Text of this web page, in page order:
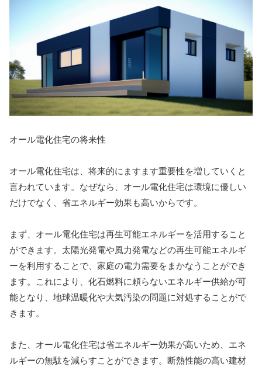
オール電化住宅の将来性
オール電化住宅は、将来的にますます重要性を増していくと
言われています。なぜなら、オール電化住宅は環境に優しい
だけでなく、省エネルギー効果も高いからです。
まず、オール電化住宅は再生可能エネルギーを活用すること
ができます。太陽光発電や風力発電などの再生可能エネルギ
ーを利用することで、家庭の電力需要をまかなうことができ
ます。これにより、化石燃料に頼らないエネルギー供給が可
能となり、地球温暖化や大気汚染の問題に対処することがで
きます。
また、オール電化住宅は省エネルギー効果が高いため、エネ
ルギーの無駄を減らすことができます。断熱性能の高い建材